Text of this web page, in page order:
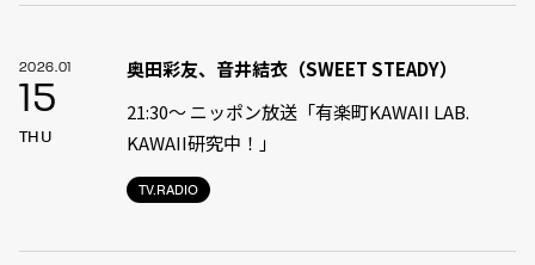
2026.01
15
THU
TV.RADIO
奥田彩友、音井結衣（SWEET STEADY）
21:30〜 ニッポン放送「有楽町KAWAII LAB.
KAWAII研究中！」